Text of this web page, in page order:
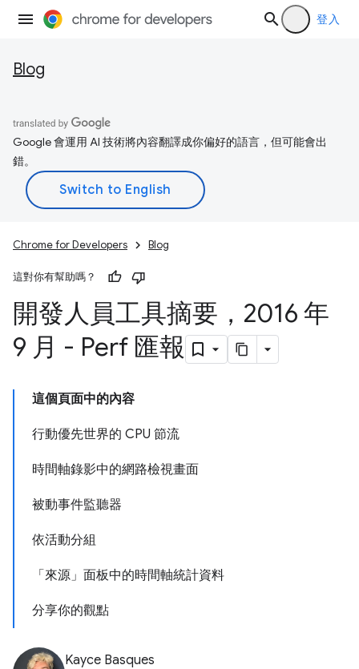
登入
Blog
Google 會運用 AI 技術將內容翻譯成你偏好的語言，但可能會出
錯。
Chrome for Developers Blog
這對你有幫助嗎？
開發人員工具摘要，2016 年
9 月 - Perf 匯報
這個頁面中的內容
行動優先世界的 CPU 節流
時間軸錄影中的網路檢視畫面
被動事件監聽器
依活動分組
「來源」面板中的時間軸統計資料
分享你的觀點
Kayce Basques